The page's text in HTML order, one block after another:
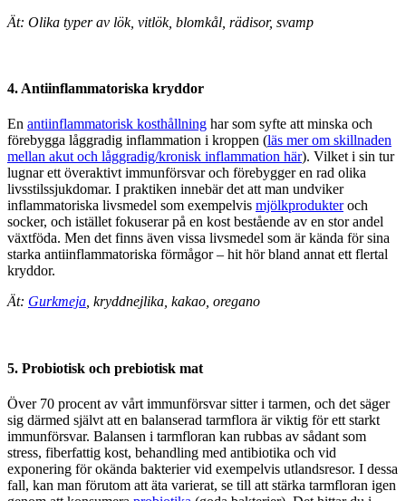
Ät: Olika typer av lök, vitlök, blomkål, rädisor, svamp
4. Antiinflammatoriska kryddor
En antiinflammatorisk kosthållning har som syfte att minska och
förebygga låggradig inflammation i kroppen (läs mer om skillnaden
mellan akut och låggradig/kronisk inflammation här). Vilket i sin tur
lugnar ett överaktivt immunförsvar och förebygger en rad olika
livsstilssjukdomar. I praktiken innebär det att man undviker
inflammatoriska livsmedel som exempelvis mjölkprodukteroch
socker, och istället fokuserar på en kost bestående av en stor andel
växtföda. Men det finns även vissa livsmedel som är kända för sina
starka antiinflammatoriska förmågor – hit hör bland annat ett flertal
kryddor.
Ät: Gurkmeja , kryddnejlika, kakao, oregano
5. Probiotisk och prebiotisk mat
Över 70 procent av vårt immunförsvar sitter i tarmen, och det säger
sig därmed självt att en balanserad tarmflora är viktig för ett starkt
immunförsvar. Balansen i tarmfloran kan rubbas av sådant som
stress, fiberfattig kost, behandling med antibiotika och vid
exponering för okända bakterier vid exempelvis utlandsresor. I dessa
fall, kan man förutom att äta varierat, se till att stärka tarmfloran igen